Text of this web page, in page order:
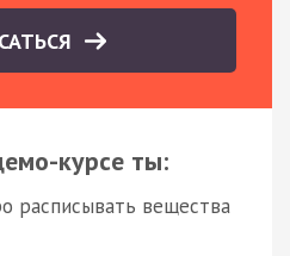
курсе ты:
расписывать вещества